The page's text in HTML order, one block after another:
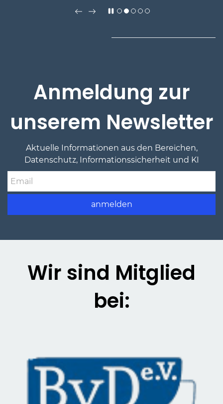
Anmeldung zur
unserem Newsletter
Aktuelle Informationen aus den Bereichen,
Datenschutz, Informationssicherheit und KI
anmelden
Wir sind Mitglied
bei: